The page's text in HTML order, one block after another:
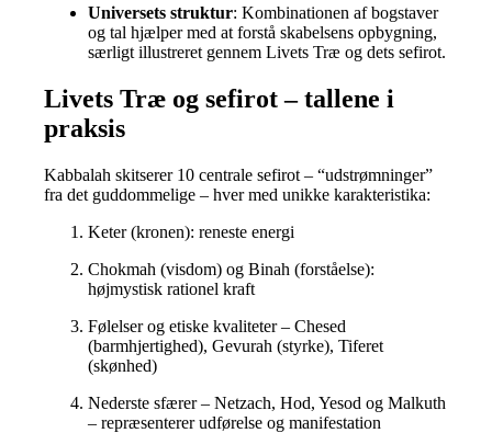
Universets struktur: Kombinationen af bogstaver
og tal hjælper med at forstå skabelsens opbygning,
særligt illustreret gennem Livets Træ og dets sefirot.
Livets Træ og sefirot – tallene i
praksis
Kabbalah skitserer 10 centrale sefirot – “udstrømninger”
fra det guddommelige – hver med unikke karakteristika:
Keter (kronen): reneste energi
Chokmah (visdom) og Binah (forståelse):
højmystisk rationel kraft
Følelser og etiske kvaliteter – Chesed
(barmhjertighed), Gevurah (styrke), Tiferet
(skønhed)
Nederste sfærer – Netzach, Hod, Yesod og Malkuth
– repræsenterer udførelse og manifestation